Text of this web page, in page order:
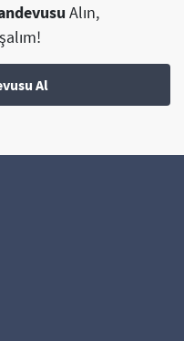
Alın,
Al